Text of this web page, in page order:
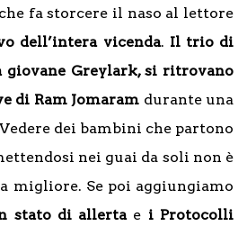
fa storcere il naso al lettore
dell’intera vicenda. Il trio di
giovane Greylark, si ritrovano
di Ram Jomaram durante una
dei bambini che partono
nei guai da soli non è
migliore. Se poi aggiungiamo
stato di allertae i Protocolli